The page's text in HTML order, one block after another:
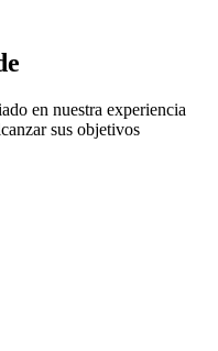
en nuestra experiencia
sus objetivos